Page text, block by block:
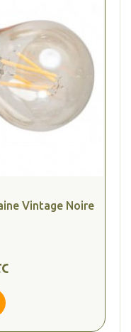
Vintage Noire